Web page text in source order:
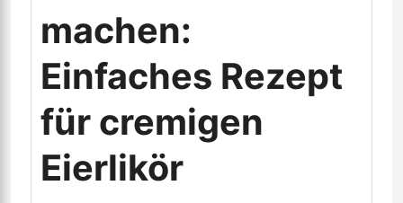
machen:
Einfaches Rezept
für cremigen
Eierlikör